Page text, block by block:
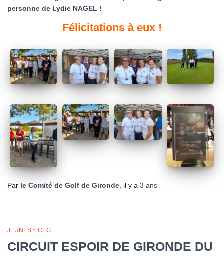
personne de Lydie NAGEL !
Félicitations à eux !
Par le Comité de Golf de Gironde , il y a 3 ans
JEUNES ~ CEG
CIRCUIT ESPOIR DE GIRONDE DU